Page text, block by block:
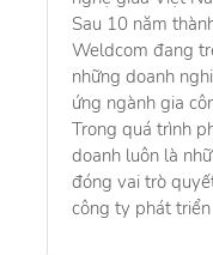
Sau 10 năm
Weldcom đang
những doanh
ứng ngành gia
Trong quá trình
doanh luôn là
đóng vai trò
công ty phát triển